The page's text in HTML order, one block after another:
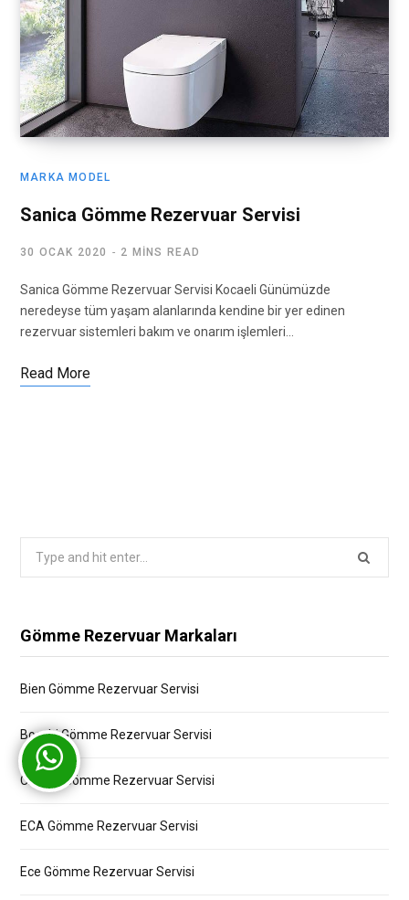
MARKA MODEL
Sanica Gömme Rezervuar Servisi
30 OCAK 2020 2 MINS READ
Sanica Gömme Rezervuar Servisi Kocaeli Günümüzde
neredeyse tüm yaşam alanlarında kendine bir yer edinen
rezervuar sistemleri bakım ve onarım işlemleri…
Read More
Gömme Rezervuar Markaları
Bien Gömme Rezervuar Servisi
Bocchi Gömme Rezervuar Servisi
Creavit Gömme Rezervuar Servisi
ECA Gömme Rezervuar Servisi
Ece Gömme Rezervuar Servisi